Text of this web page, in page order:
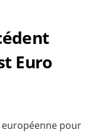
Euro
européenne pour